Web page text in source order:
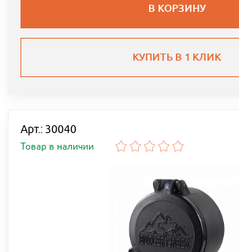
В КОРЗИНУ
КУПИТЬ В 1 КЛИК
Арт.: 30040
Товар в наличии